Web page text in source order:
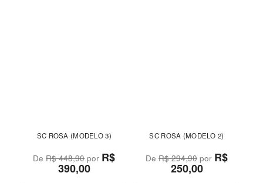
SC ROSA (MODELO 3)
DeR$ 448,90por R$
390,00
SC ROSA (MODELO 2)
DeR$ 294,90 por R$
250,00